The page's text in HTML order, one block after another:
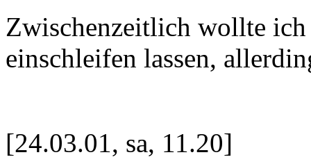
Zwischenzeitlich wollte
einschleifen lassen,
[24.03.01, sa, 11.20]